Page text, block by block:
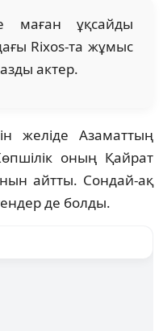
маған ұқсайды
Rixos-та жұмыс
актер.
желіде Азаматтың
оның Қайрат
айтты. Сондай-ақ
де болды.